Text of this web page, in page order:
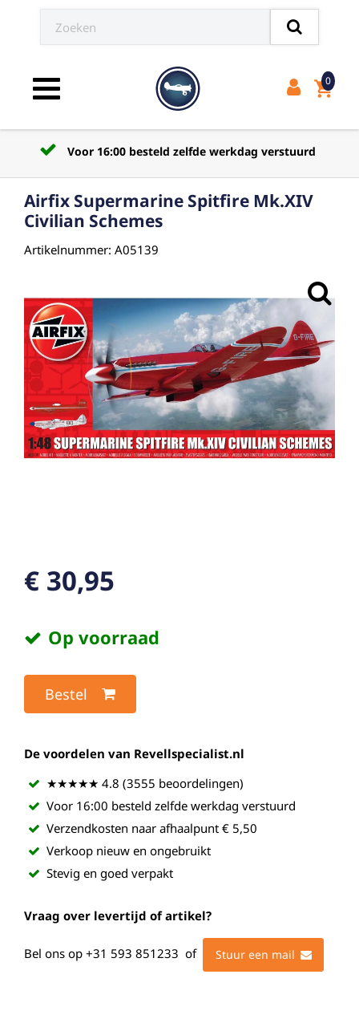
Toggle navigation shopping_cart
0
Voor 16:00 besteld zelfde werkdag verstuurd
Airfix Supermarine Spitfire Mk.XIV
Civilian Schemes
Artikelnummer: A05139
€ 30,95
Op voorraad
Bestel
De voordelen van Revellspecialist.nl
★★★★★ 4.8 (3555 beoordelingen)
Voor 16:00 besteld zelfde werkdag verstuurd
Verzendkosten naar afhaalpunt € 5,50
Verkoop nieuw en ongebruikt
Stevig en goed verpakt
Vraag over levertijd of artikel?
Bel ons op +31 593 851233 of Stuur een mail